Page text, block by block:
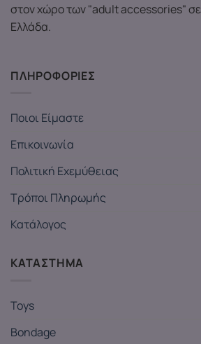
στον χώρο των "adult accessories"
Ελλάδα.
ΠΛΗΡΟΦΟΡΙΕΣ
Ποιοι Είμαστε
Επικοινωνία
Πολιτική Εχεμύθειας
Τρόποι Πληρωμής
Κατάλογος
ΚΑΤΑΣΤΗΜΑ
Toys
Bondage